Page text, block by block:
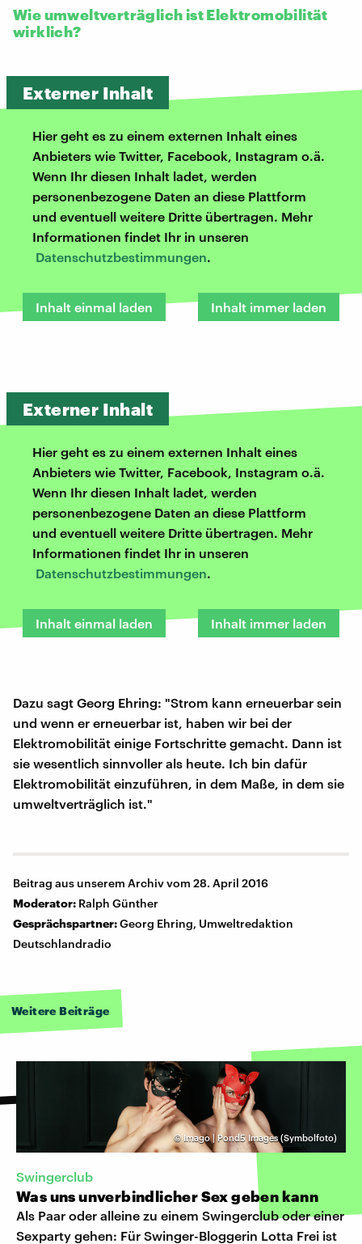
Wie umweltverträglich ist Elektromobilität
wirklich?
Externer Inhalt
Hier geht es zu einem externen Inhalt eines
Anbieters wie Twitter, Facebook, Instagram o.ä.
Wenn Ihr diesen Inhalt ladet, werden
personenbezogene Daten an diese Plattform
und eventuell weitere Dritte übertragen. Mehr
Informationen findet Ihr in unseren
Datenschutzbestimmungen.
Inhalt einmal laden Inhalt immer laden
Externer Inhalt
Hier geht es zu einem externen Inhalt eines
Anbieters wie Twitter, Facebook, Instagram o.ä.
Wenn Ihr diesen Inhalt ladet, werden
personenbezogene Daten an diese Plattform
und eventuell weitere Dritte übertragen. Mehr
Informationen findet Ihr in unseren
Datenschutzbestimmungen.
Inhalt einmal laden Inhalt immer laden
Dazu sagt Georg Ehring: "Strom kann erneuerbar sein
und wenn er erneuerbar ist, haben wir bei der
Elektromobilität einige Fortschritte gemacht. Dann ist
sie wesentlich sinnvoller als heute. Ich bin dafür
Elektromobilität einzuführen, in dem Maße, in dem sie
umweltverträglich ist."
Beitrag aus unserem Archiv vom 28. April 2016
Moderator: Ralph Günther
Gesprächspartner:Georg Ehring, Umweltredaktion
Deutschlandradio
Weitere Beiträge
©Imago | Pond5 Images (Symbolfoto)
Swingerclub
Was uns unverbindlicher Sex geben kann
Als Paar oder alleine zu einem Swingerclub oder einer
Sexparty gehen: Für Swinger-Bloggerin Lotta Frei ist